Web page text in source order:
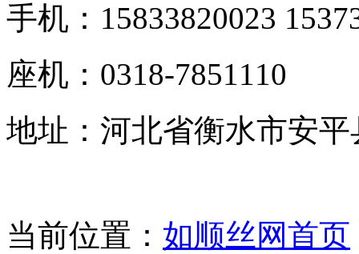
手机：15833820023
座机：0318-7851110
地址：河北省衡水市安
当前位置： 如顺丝网首页